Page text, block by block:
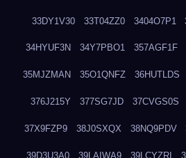
33DY1V30 33T04ZZ0 3404O7P1
34HYUF3N 34Y7PBO1 357AGF1F
35MJZMAN 35O1QNFZ 36HUTLDS
376J215Y 377SG7JD 37CVGS0S
37X9FZP9 38J0SXQX 38NQ9PDV
39D3U3A0 39LAIWA9 39LCYZRI